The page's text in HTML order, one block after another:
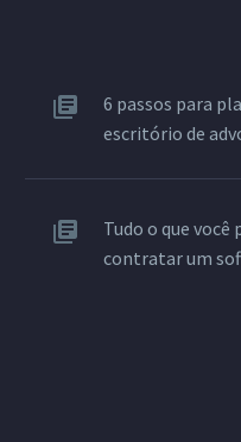
6 passos para
escritório de
Tudo o que você
contratar um